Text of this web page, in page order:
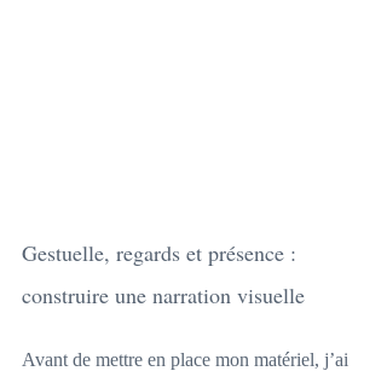
Gestuelle, regards et présence :
construire une narration visuelle
Avant de mettre en place mon matériel, j’ai